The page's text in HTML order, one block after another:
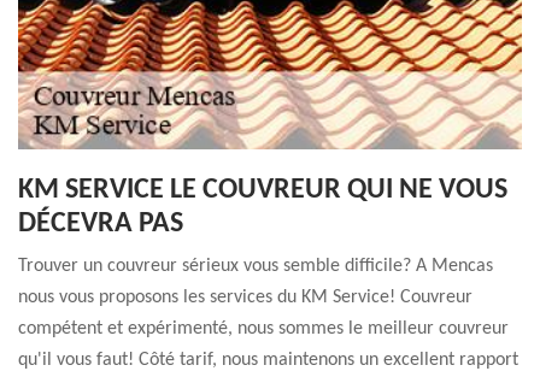
KM SERVICE LE COUVREUR QUI NE VOUS
DÉCEVRA PAS
Trouver un couvreur sérieux vous semble difficile? A Mencas
nous vous proposons les services du KM Service! Couvreur
compétent et expérimenté, nous sommes le meilleur couvreur
qu'il vous faut! Côté tarif, nous maintenons un excellent rapport